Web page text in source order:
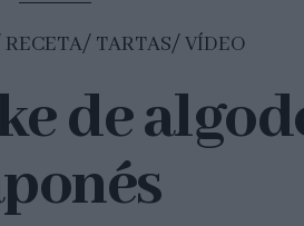
RECETA TARTAS VÍDEO
de